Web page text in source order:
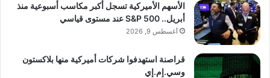
الأسهم الأميركية تسجل أكبر مكاسب أسبوعية منذ
أبريل.. S&P 500 عند مستوى قياسي
أغسطس 9, 2026
قراصنة استهدفوا شركات أميركية منها بلاكستون
وسي.إم.إي